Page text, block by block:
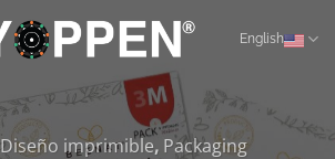
English
Diseño imprimible, Packaging